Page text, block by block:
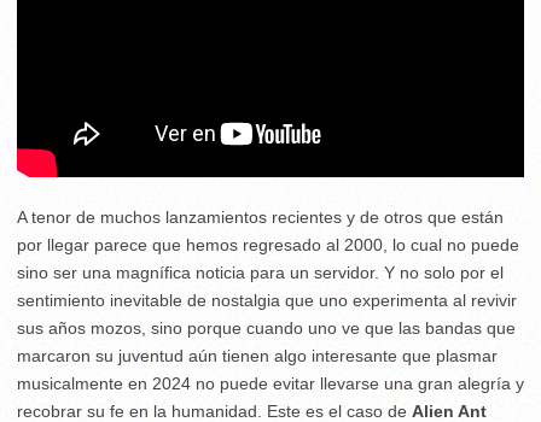
A tenor de muchos lanzamientos recientes y de otros que están
por llegar parece que hemos regresado al 2000, lo cual no puede
sino ser una magnífica noticia para un servidor. Y no solo por el
sentimiento inevitable de nostalgia que uno experimenta al revivir
sus años mozos, sino porque cuando uno ve que las bandas que
marcaron su juventud aún tienen algo interesante que plasmar
musicalmente en 2024 no puede evitar llevarse una gran alegría y
recobrar su fe en la humanidad. Este es el caso de Alien Ant